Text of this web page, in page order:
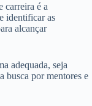
carreira é a
identificar as
alcançar
adequada, seja
busca por mentores e